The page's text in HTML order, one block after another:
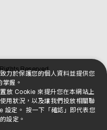
Reserved.
力於保護您的個人資料並提供您
掌握。
放 Cookie 來提升您在本網站上
用狀況，以及讓我們投放相關聯
設定。 按一下「確認」即代表您
設定。